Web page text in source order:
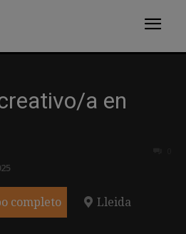
a en
completo Lleida